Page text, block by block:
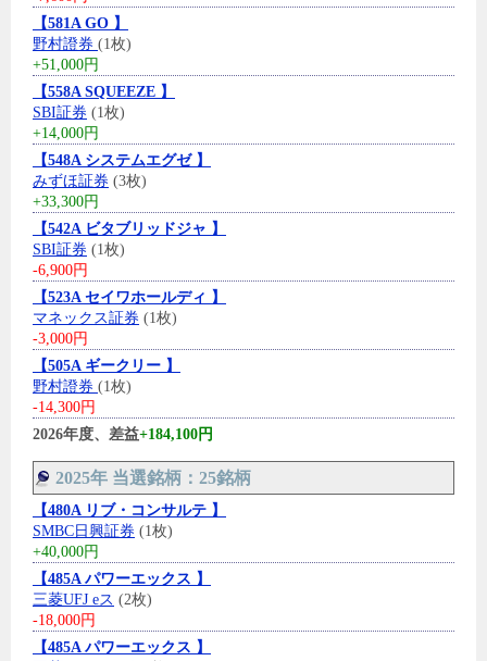
【581A GO 】
野村證券 (1枚)
+51,000円
【558A SQUEEZE 】
SBI証券 (1枚)
+14,000円
【548A システムエグゼ 】
みずほ証券 (3枚)
+33,300円
【542A ビタブリッドジャ 】
SBI証券 (1枚)
-6,900円
【523A セイワホールディ 】
マネックス証券 (1枚)
-3,000円
【505A ギークリー 】
野村證券 (1枚)
-14,300円
2026年度、差益+184,100円
2025年 当選銘柄：25銘柄
【480A リブ・コンサルテ 】
SMBC日興証券 (1枚)
+40,000円
【485A パワーエックス 】
三菱UFJ eス (2枚)
-18,000円
【485A パワーエックス 】